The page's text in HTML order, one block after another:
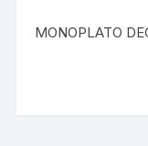
MONOPLATO